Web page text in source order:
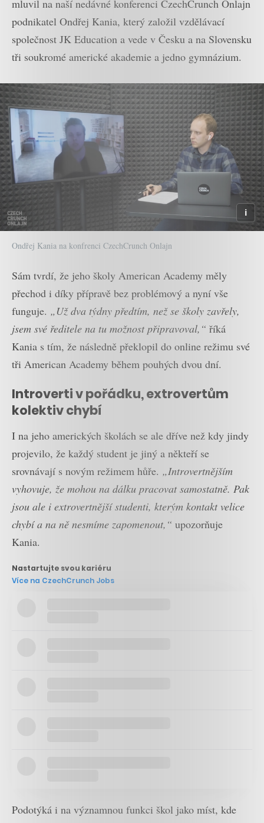
mluvil na naší nedávné konferenci CzechCrunch Onlajn
podnikatel Ondřej Kania, který založil vzdělávací
společnost JK Education a vede v Česku a na Slovensku
tři soukromé americké akademie a jedno gymnázium.
Ondřej Kania na konfrenci CzechCrunch Onlajn
Sám tvrdí, že jeho školy American Academy měly
přechod i díky přípravě bez problémový a nyní vše
funguje. „Už dva týdny předtím, než se školy zavřely,
jsem své ředitele na tu možnost připravoval,“ říká
Kania s tím, že následně překlopil do online režimu své
tři American Academy během pouhých dvou dní.
Introverti v pořádku, extrovertům
kolektiv chybí
I na jeho amerických školách se ale dříve než kdy jindy
projevilo, že každý student je jiný a někteří se
srovnávají s novým režimem hůře. „Introvertnějším
vyhovuje, že mohou na dálku pracovat samostatně. Pak
jsou ale i extrovertnější studenti, kterým kontakt velice
chybí a na ně nesmíme zapomenout,“ upozorňuje
Kania.
Nastartujte svou kariéru
Více na CzechCrunch Jobs
Podotýká i na významnou funkci škol jako míst, kde